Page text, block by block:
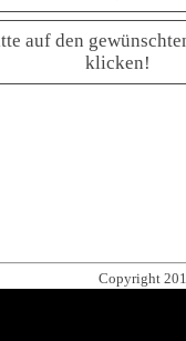
auf den
klicken!
Copyright